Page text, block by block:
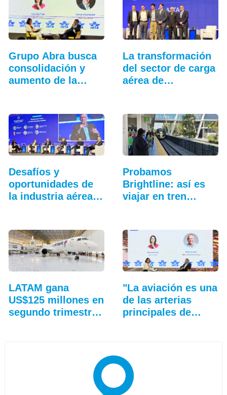
Grupo Abra busca
consolidación y
aumento de la
La transformación
del sector de carga
aérea de
Desafíos y
oportunidades de
la industria aérea
Probamos
Brightline: así es
viajar en tren
LATAM gana
US$125 millones en
segundo trimestre
"La aviación es una
de las arterias
principales de…